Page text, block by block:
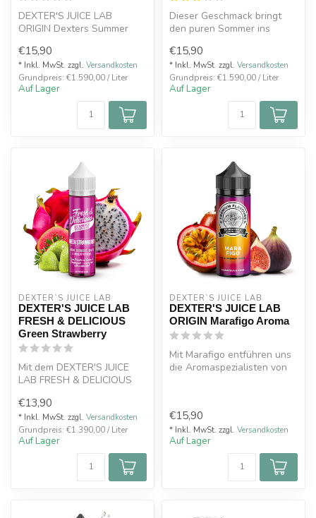
DEXTER'S JUICE LAB
ORIGIN Dexters Summer
Granny Smith Äpfel ...
€15,90
* Inkl. MwSt. zzgl. Versandkosten
Grundpreis: €1.590,00 / Liter
Auf Lager
Dieser Geschmack bringt
den puren Sommer ins
vollmundigen, saft...
€15,90
* Inkl. MwSt. zzgl. Versandkosten
Grundpreis: €1.590,00 / Liter
Auf Lager
DEXTER`S JUICE LAB
DEXTER'S JUICE LAB
FRESH & DELICIOUS
Green Strawberry
Mit dem DEXTER'S JUICE
LAB FRESH & DELICIOUS
8ml erwartet...
€13,90
* Inkl. MwSt. zzgl. Versandkosten
Grundpreis: €1.390,00 / Liter
Auf Lager
DEXTER`S JUICE LAB
DEXTER'S JUICE LAB
ORIGIN Marafigo Aroma
Mit Marafigo entführen uns
die Aromaspezialisten von
€15,90
* Inkl. MwSt. zzgl. Versandkosten
Auf Lager